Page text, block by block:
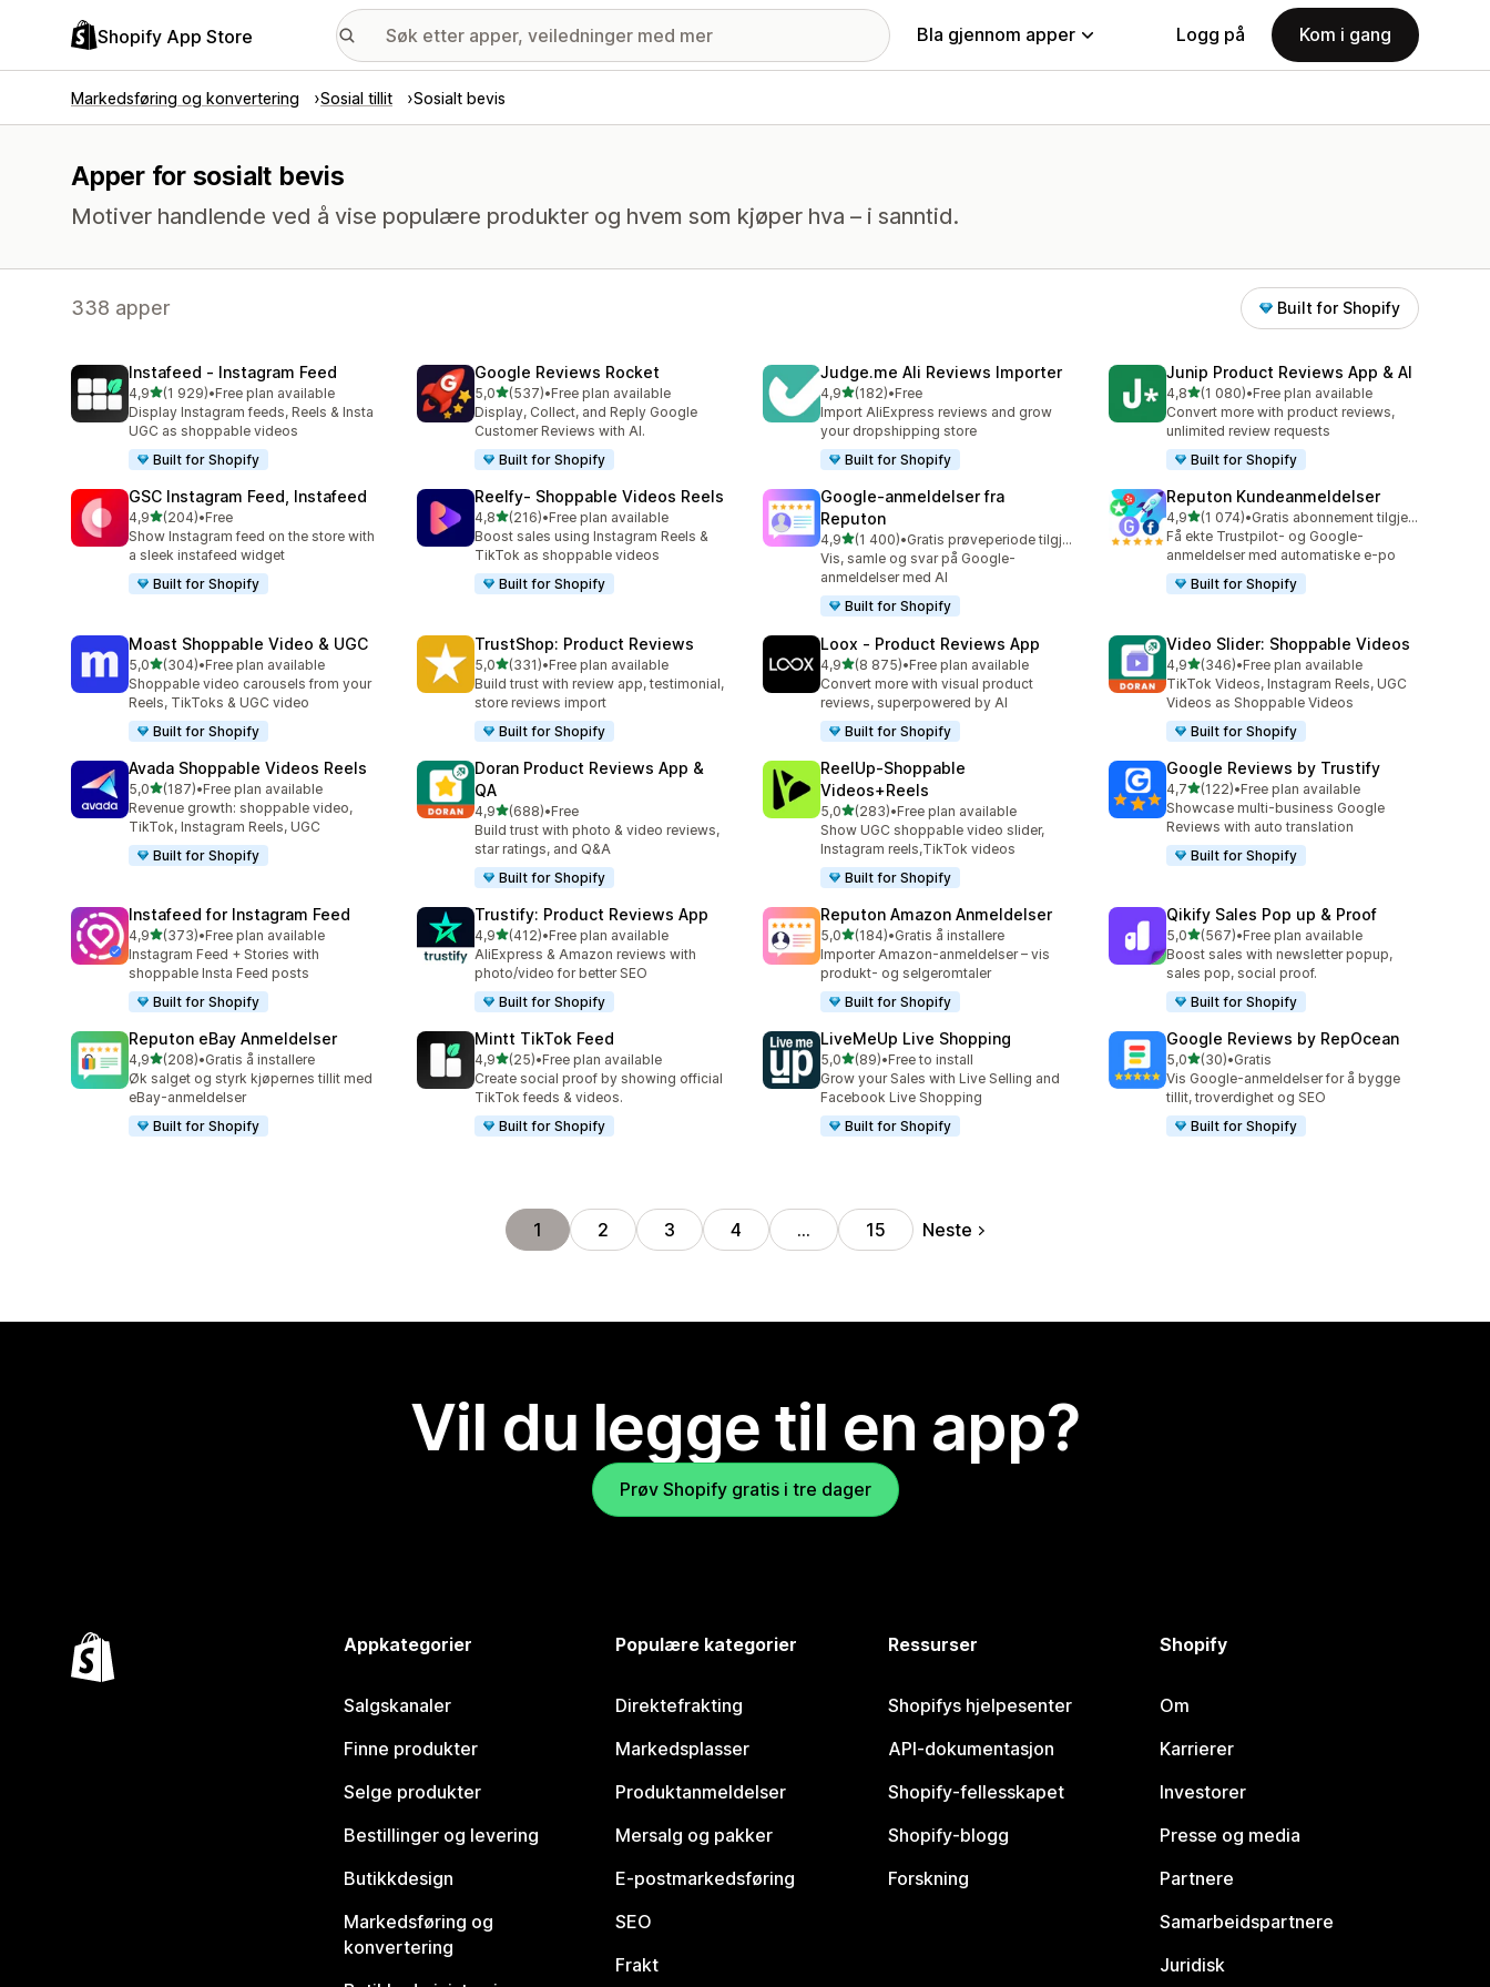
Shopify App Store Bla gjennom apper Logg på Kom i gang
Markedsføring og konvertering Sosial tillit Sosialt bevis
Apper for sosialt bevis
Motiver handlende ved å vise populære produkter og hvem som kjøper hva – i sanntid.
338 apper Built for Shopify
Instafeed ‑ Instagram Feed
4,9av 5 stjerner
(1 929)
Totalt 1929 omtaler
•Free plan available
Display Instagram feeds, Reels & Insta
UGC as shoppable videos
Built for Shopify
Google Reviews Rocket
5,0av 5 stjerner
(537)
Totalt 537 omtaler
•Free plan available
Display, Collect, and Reply Google
Customer Reviews with AI.
Built for Shopify
Judge.me Ali Reviews Importer
4,9av 5 stjerner
(182)
Totalt 182 omtaler
•Free
Import AliExpress reviews and grow
your dropshipping store
Built for Shopify
Junip Product Reviews App & AI
4,8av 5 stjerner
(1 080)
Totalt 1080 omtaler
•Free plan available
Convert more with product reviews,
unlimited review requests
Built for Shopify
GSC Instagram Feed, Instafeed
4,9av 5 stjerner
(204)
Totalt 204 omtaler
•Free
Show Instagram feed on the store with
a sleek instafeed widget
Built for Shopify
Reelfy‑ Shoppable Videos Reels
4,8av 5 stjerner
(216)
Totalt 216 omtaler
•Free plan available
Boost sales using Instagram Reels &
TikTok as shoppable videos
Built for Shopify
Google‑anmeldelser fra
Reputon
4,9av 5 stjerner
(1 400)
Totalt 1400 omtaler
•
Gratis prøveperiode tilgjengelig
Vis, samle og svar på Google-
anmeldelser med AI
Built for Shopify
Reputon Kundeanmeldelser
4,9av 5 stjerner
(1 074)
Totalt 1074 omtaler
•
Gratis abonnement tilgjengelig
Få ekte Trustpilot- og Google-
anmeldelser med automatiske e-po
Built for Shopify
Moast Shoppable Video & UGC
5,0av 5 stjerner
(304)
Totalt 304 omtaler
•Free plan available
Shoppable video carousels from your
Reels, TikToks & UGC video
Built for Shopify
TrustShop: Product Reviews
5,0av 5 stjerner
(331)
Totalt 331 omtaler
•Free plan available
Build trust with review app, testimonial,
store reviews import
Built for Shopify
Loox ‑ Product Reviews App
4,9av 5 stjerner
(8 875)
Totalt 8875 omtaler
•Free plan available
Convert more with visual product
reviews, superpowered by AI
Built for Shopify
Video Slider: Shoppable Videos
4,9av 5 stjerner
(346)
Totalt 346 omtaler
•Free plan available
TikTok Videos, Instagram Reels, UGC
Videos as Shoppable Videos
Built for Shopify
Avada Shoppable Videos Reels
5,0av 5 stjerner
(187)
Totalt 187 omtaler
•Free plan available
Revenue growth: shoppable video,
TikTok, Instagram Reels, UGC
Built for Shopify
Doran Product Reviews App &
QA
4,9av 5 stjerner
(688)
Totalt 688 omtaler
•Free
Build trust with photo & video reviews,
star ratings, and Q&A
Built for Shopify
ReelUp‑Shoppable
Videos+Reels
5,0av 5 stjerner
(283)
Totalt 283 omtaler
•Free plan available
Show UGC shoppable video slider,
Instagram reels,TikTok videos
Built for Shopify
Google Reviews by Trustify
4,7av 5 stjerner
(122)
Totalt 122 omtaler
•Free plan available
Showcase multi-business Google
Reviews with auto translation
Built for Shopify
Instafeed for Instagram Feed
4,9av 5 stjerner
(373)
Totalt 373 omtaler
•Free plan available
Instagram Feed + Stories with
shoppable Insta Feed posts
Built for Shopify
Trustify: Product Reviews App
4,9av 5 stjerner
(412)
Totalt 412 omtaler
•Free plan available
AliExpress & Amazon reviews with
photo/video for better SEO
Built for Shopify
Reputon Amazon Anmeldelser
5,0av 5 stjerner
(184)
Totalt 184 omtaler
•Gratis å installere
Importer Amazon-anmeldelser – vis
produkt- og selgeromtaler
Built for Shopify
Qikify Sales Pop up & Proof
5,0av 5 stjerner
(567)
Totalt 567 omtaler
•Free plan available
Boost sales with newsletter popup,
sales pop, social proof.
Built for Shopify
Reputon eBay Anmeldelser
4,9av 5 stjerner
(208)
Totalt 208 omtaler
•Gratis å installere
Øk salget og styrk kjøpernes tillit med
eBay-anmeldelser
Built for Shopify
Mintt TikTok Feed
4,9av 5 stjerner
(25)
Totalt 25 omtaler
•Free plan available
Create social proof by showing official
TikTok feeds & videos.
Built for Shopify
LiveMeUp Live Shopping
5,0av 5 stjerner
(89)
Totalt 89 omtaler
•Free to install
Grow your Sales with Live Selling and
Facebook Live Shopping
Built for Shopify
Google Reviews by RepOcean
5,0av 5 stjerner
(30)
Totalt 30 omtaler
•Gratis
Vis Google-anmeldelser for å bygge
tillit, troverdighet og SEO
Built for Shopify
1 2 3 4 … 15 Neste
Vil du legge til en app?
Prøv Shopify gratis i tre dager
Appkategorier
Salgskanaler
Finne produkter
Selge produkter
Bestillinger og levering
Butikkdesign
Markedsføring og
konvertering
Populære kategorier
Direktefrakting
Markedsplasser
Produktanmeldelser
Mersalg og pakker
E-postmarkedsføring
SEO
Frakt
Ressurser
Shopifys hjelpesenter
API-dokumentasjon
Shopify-fellesskapet
Shopify-blogg
Forskning
Shopify
Om
Karrierer
Investorer
Presse og media
Partnere
Samarbeidspartnere
Juridisk